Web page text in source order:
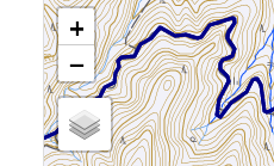
+
−